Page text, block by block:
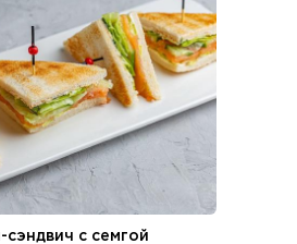
сэндвич с семгой